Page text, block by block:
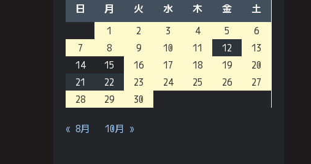
日
月 火 水 木 金
土
1
2 3 4 5
6
7
8 9 10 11 12
13
14
15 16 17 18 19
20
21
22 23 24 25 26
27
28
29 30
« 8月 10月 »